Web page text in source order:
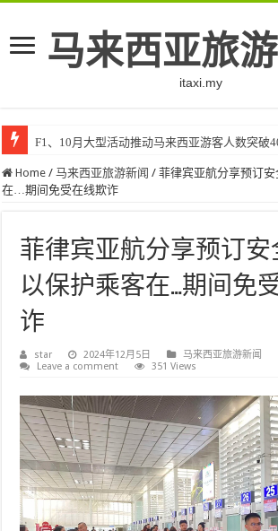
马来西亚旅
itaxi.my
F1、10月大型活动推动马来西亚游客人数突破
Home / 马来西亚旅游新闻 / 菲律宾亚航分享预订
在…期间免受在线欺诈
菲律宾亚航分享预订安
以保护乘客在…期间免
诈
star 2024年12月5日
马来西亚旅游新闻
Leave a comment
351 Views